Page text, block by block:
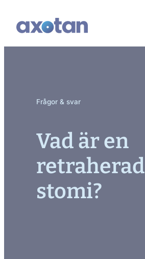
Frågor & svar
Vad är en
retraherad
stomi?